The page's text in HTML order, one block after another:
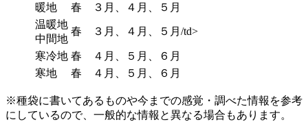
暖地
春 ３月、４月、５月
温暖地
中間地
春 ３月、４月、５月/td>
寒冷地 春 ４月、５月、６月
寒地
春 ４月、５月、６月
※種袋に書いてあるものや今までの感覚・調べた情報を参考
にしているので、一般的な情報と異なる場合もあります。